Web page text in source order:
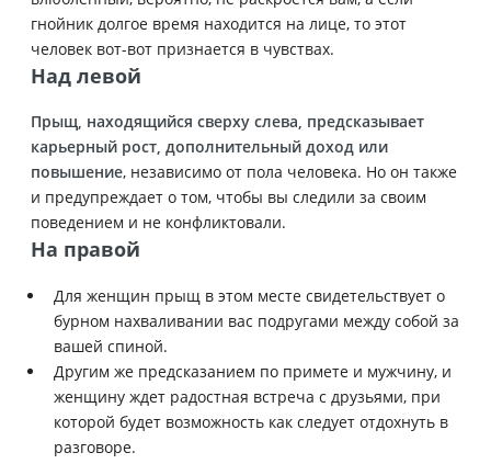
гнойник долгое время находится на лице, то этот
человек вот-вот признается в чувствах.
Над левой
Прыщ, находящийся сверху слева, предсказывает
карьерный рост, дополнительный доход или
повышение, независимо от пола человека. Но он также
и предупреждает о том, чтобы вы следили за своим
поведением и не конфликтовали.
На правой
Для женщин прыщ в этом месте свидетельствует о
бурном нахваливании вас подругами между собой за
вашей спиной.
Другим же предсказанием по примете и мужчину, и
женщину ждет радостная встреча с друзьями, при
которой будет возможность как следует отдохнуть в
разговоре.